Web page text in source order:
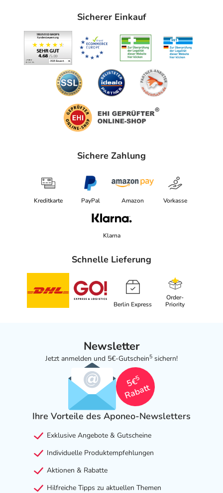
Sicherer Einkauf
Sichere Zahlung
Kreditkarte PayPal Amazon Vorkasse
Klarna
Schnelle Lieferung
Berlin Express
Order-
Priority
Newsletter
Jetzt anmelden und 5€-Gutschein5 sichern!
5€
5
Rabatt
Ihre Vorteile des Aponeo-Newsletters
Exklusive Angebote & Gutscheine
Individuelle Produktempfehlungen
Aktionen & Rabatte
Hilfreiche Tipps zu aktuellen Themen